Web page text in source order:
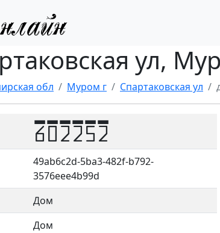
ул,
обл Муром г Спартаковская ул
602252
49ab6c2d-5ba3-482f-b792-
3576eee4b99d
Дом
Дом